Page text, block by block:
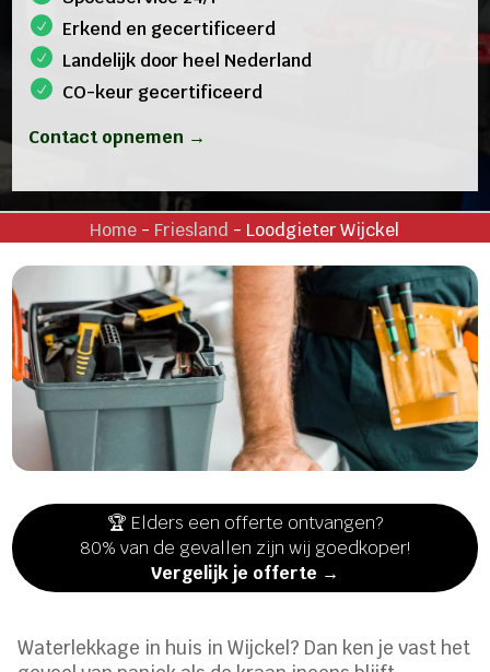
Erkend en gecertificeerd
Landelijk door heel Nederland
CO-keur gecertificeerd
Contact opnemen →
Home - Friesland - Loodgieter Wijckel
🏆 Elders een offerte ontvangen?
80% van de gevallen zijn wij goedkoper!
Vergelijk je offerte →
Waterlekkage in huis in Wijckel? Dan ken je vast het